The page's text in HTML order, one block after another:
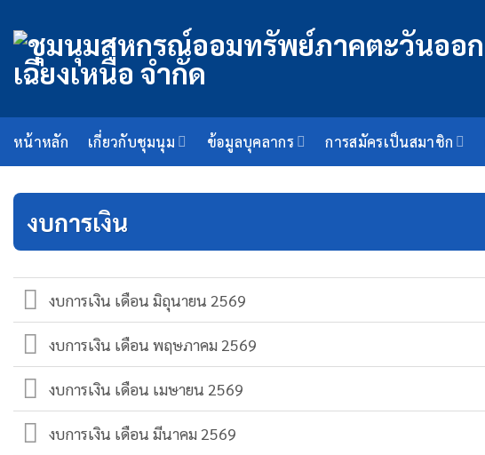
ไป
เนื้อหา
หน้าหลัก เกี่ยวกับชุมนุม ข้อมูลบุคลากร การสมัครเป็นสมาชิก
งบการเงิน
งบการเงิน เดือน มิถุนายน 2569
งบการเงิน เดือน พฤษภาคม 2569
งบการเงิน เดือน เมษายน 2569
งบการเงิน เดือน มีนาคม 2569